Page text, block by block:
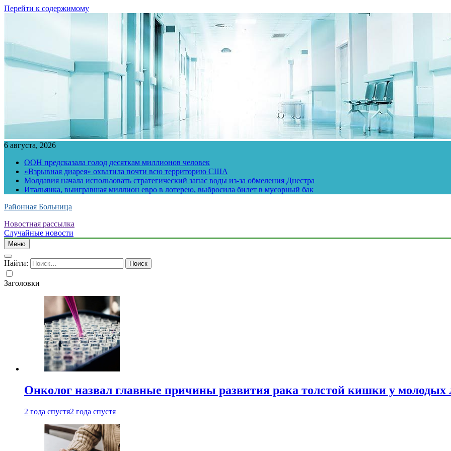
Перейти к содержимому
6 августа, 2026
ООН предсказала голод десяткам миллионов человек
«Взрывная диарея» охватила почти всю территорию США
Молдавия начала использовать стратегический запас воды из-за обмеления Днестра
Итальянка, выигравшая миллион евро в лотерею, выбросила билет в мусорный бак
Районная Больница
Новостная рассылка
Случайные новости
Меню
Найти:
Заголовки
Онколог назвал главные причины развития рака толстой кишки у молодых
2 года спустя2 года спустя